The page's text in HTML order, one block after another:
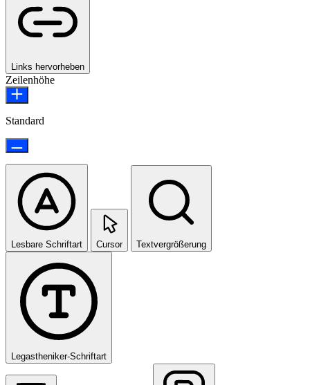
Links hervorheben
Zeilenhöhe
Standard
Lesbare Schriftart Cursor Textvergrößerung
Legastheniker-Schriftart